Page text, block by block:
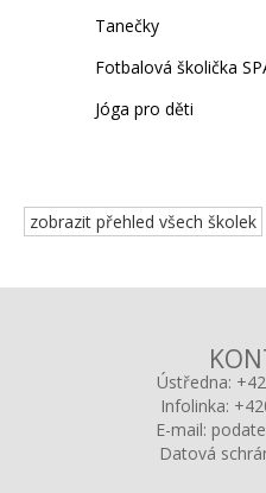
Tanečky
Fotbalová školička
Jóga pro děti
zobrazit přehled všech školek
Ústředna:
Infolinka:
E-mail:
Datová